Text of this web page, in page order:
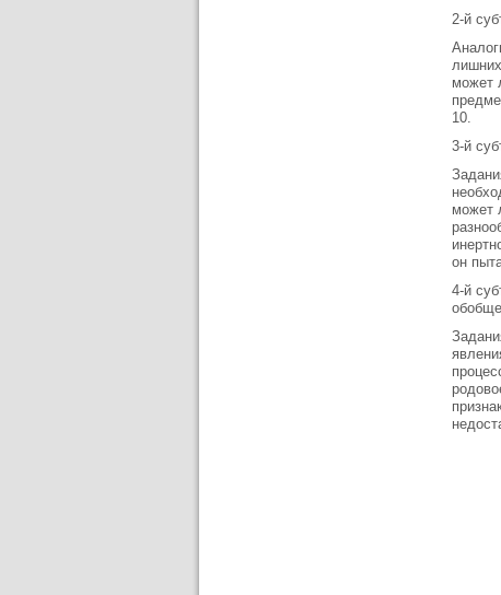
2-й
может
10.
3-й
может
он
4-й